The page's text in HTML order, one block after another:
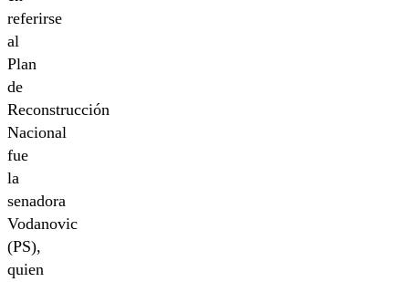
referirse
al
Plan
de
Reconstrucción
Nacional
fue
la
senadora
Vodanovic
(PS),
quien